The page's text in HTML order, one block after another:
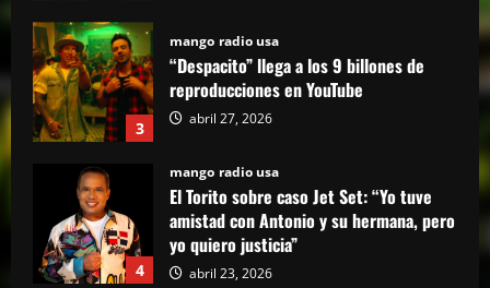
3
mango radio usa
“Despacito” llega a los 9 billones de
reproducciones en YouTube
abril 27, 2026
4
mango radio usa
El Torito sobre caso Jet Set: “Yo tuve
amistad con Antonio y su hermana, pero
yo quiero justicia”
abril 23, 2026